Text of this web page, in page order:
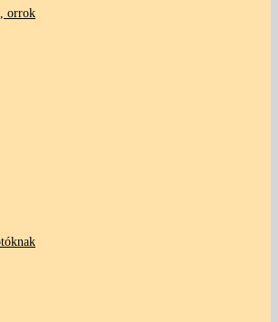
orrok